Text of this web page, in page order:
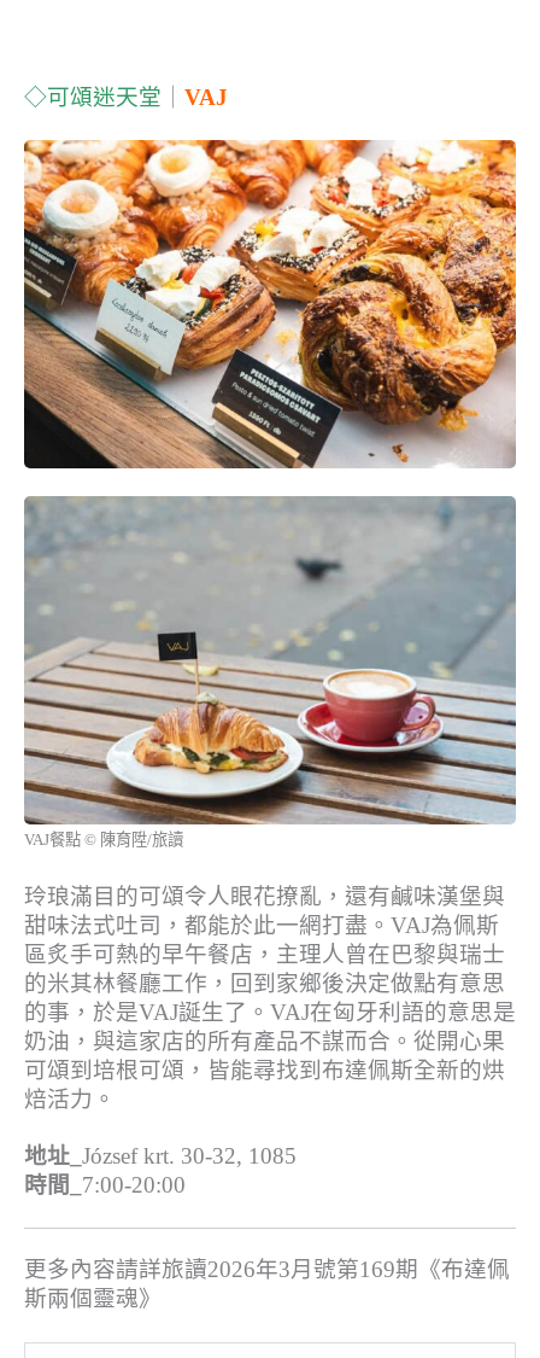
◇可頌迷天堂 VAJ
VAJ餐點 © 陳育陞/旅讀
玲琅滿目的可頌令人眼花撩亂，還有鹹味漢堡與
甜味法式吐司，都能於此一網打盡。VAJ為佩斯
區炙手可熱的早午餐店，主理人曾在巴黎與瑞士
的米其林餐廳工作，回到家鄉後決定做點有意思
的事，於是VAJ誕生了。VAJ在匈牙利語的意思是
奶油，與這家店的所有產品不謀而合。從開心果
可頌到培根可頌，皆能尋找到布達佩斯全新的烘
焙活力。
地址_ József krt. 30-32, 1085
時間_ 7:00-20:00
更多內容請詳旅讀2026年3月號第169期《布達佩
斯兩個靈魂》